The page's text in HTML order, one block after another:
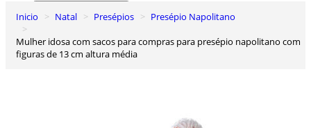
Inicio Natal Presépios
Presépio Napolitano
Mulher idosa com sacos para compras para presépio napolitano com
figuras de 13 cm altura média